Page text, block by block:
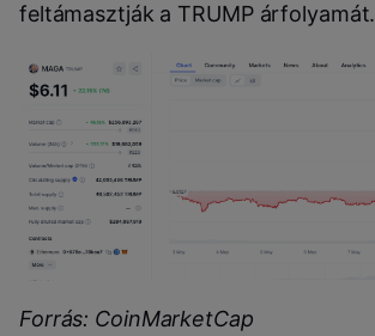
feltámasztják a TRUMP árfolyamát.
Forrás: CoinMarketCap